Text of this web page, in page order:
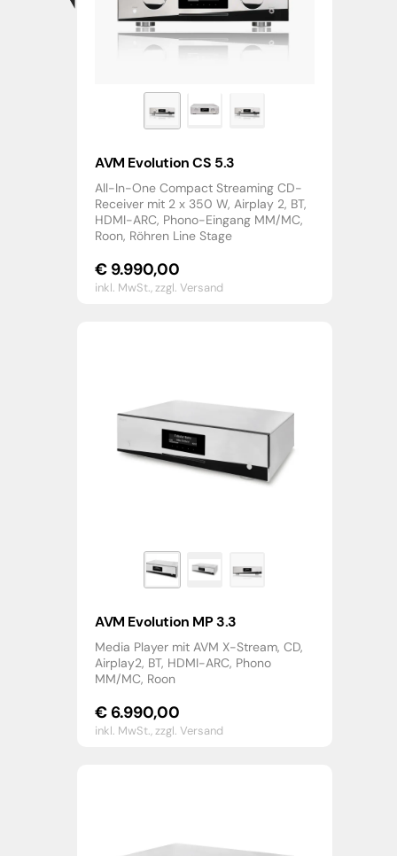
AVM Evolution CS 5.3
All-In-One Compact Streaming CD-
Receiver mit 2 x 350 W, Airplay 2, BT,
HDMI-ARC, Phono-Eingang MM/MC,
Roon, Röhren Line Stage
€ 9.990,00
inkl. MwSt.,zzgl. Versand
AVM Evolution MP 3.3
Media Player mit AVM X-Stream, CD,
Airplay2, BT, HDMI-ARC, Phono
MM/MC, Roon
€ 6.990,00
inkl. MwSt.,zzgl. Versand